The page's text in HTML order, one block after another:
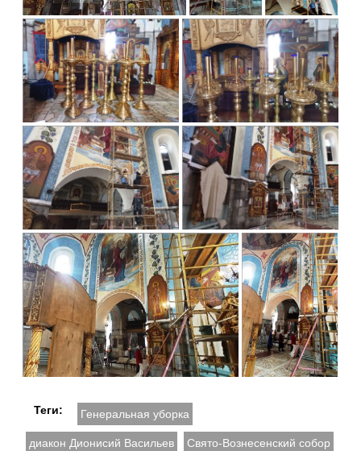
Теги: Генеральная уборка
диакон Дионисий Васильев Свято-Вознесенский собор